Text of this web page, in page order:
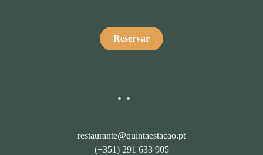
Reservar
restaurante@quintaestacao.pt
(+351) 291 633 905